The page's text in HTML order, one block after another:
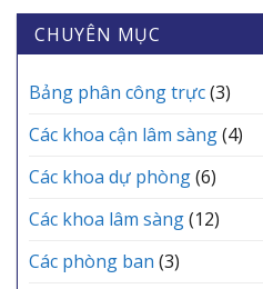
CHUYÊN MỤC
Bảng phân công trực(3)
Các khoa cận lâm sàng(4)
Các khoa dự phòng(6)
Các khoa lâm sàng(12)
Các phòng ban (3)